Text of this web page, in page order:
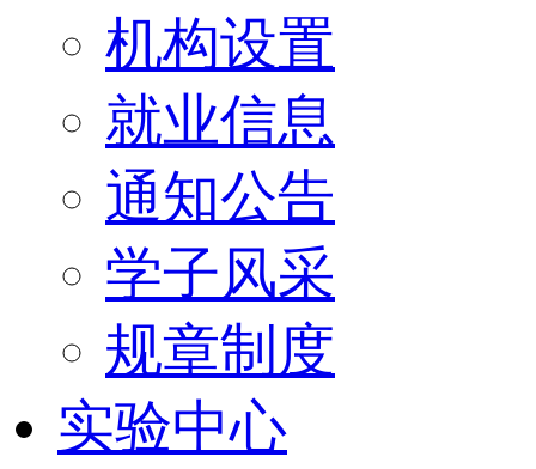
机构设置
就业信息
通知公告
学子风采
规章制度
实验中心